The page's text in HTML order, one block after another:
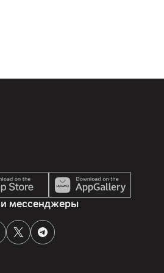
900/1700/1900/2100; LTE (4G)
66; 5G
n77/n78
мессенджеры